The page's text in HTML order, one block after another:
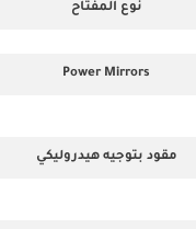
نوع المفتاح
Power Mirrors
مقود بتوجيه هيدروليكي